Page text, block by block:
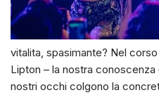
vitalita, spasimante? Nel
Lipton – la nostra
nostri occhi colgono la